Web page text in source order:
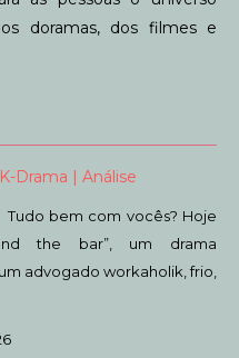
doramas, dos filmes e
Drama | Análise
Tudo bem com vocês? Hoje
the bar”, um drama
advogado workaholik, frio,